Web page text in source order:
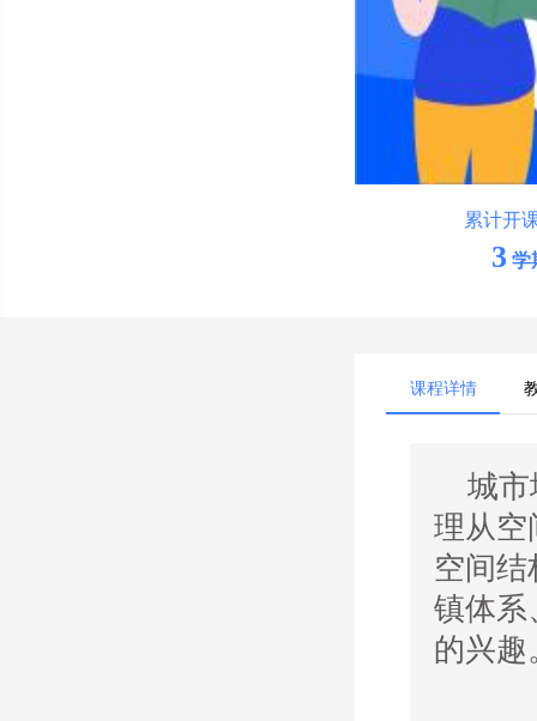
累计开
3 学
课程详情
城
理从空
空间
镇体系
的兴趣